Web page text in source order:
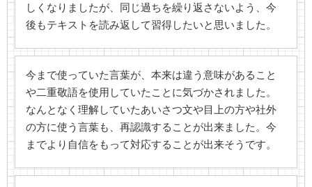
しくなりましたが、同じ過ちを繰り返さないよう、今
後もテキストを読み返して習得したいと思いました。
今まで使っていた言葉が、本来は違う意味があること
や二重敬語を使用していたことに気づかされました。
なんとなく理解していたあいさつ文や目上の方や社外
の方に使う言葉も、再認識することが出来ました。今
までより自信をもって対応することが出来そうです。